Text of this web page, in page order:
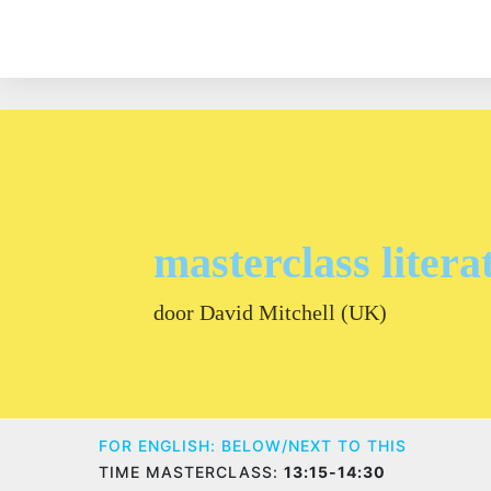
masterclass
door David Mitchell (UK)
FOR ENGLISH: BELOW/NEXT TO THIS
TIME MASTERCLASS: 13:15-14:30